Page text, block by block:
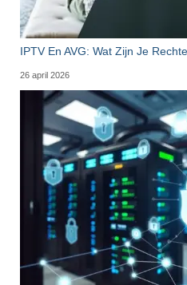
IPTV En AVG: Wat Zijn Je
26 april 2026